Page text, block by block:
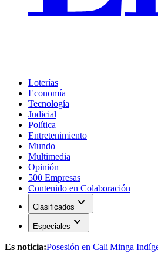
Loterías
Economía
Tecnología
Judicial
Política
Entretenimiento
Mundo
Multimedia
Opinión
500 Empresas
Contenido en Colaboración
Clasificados expand_more
Especiales expand_more
Es noticia:Posesión en Cali|Minga